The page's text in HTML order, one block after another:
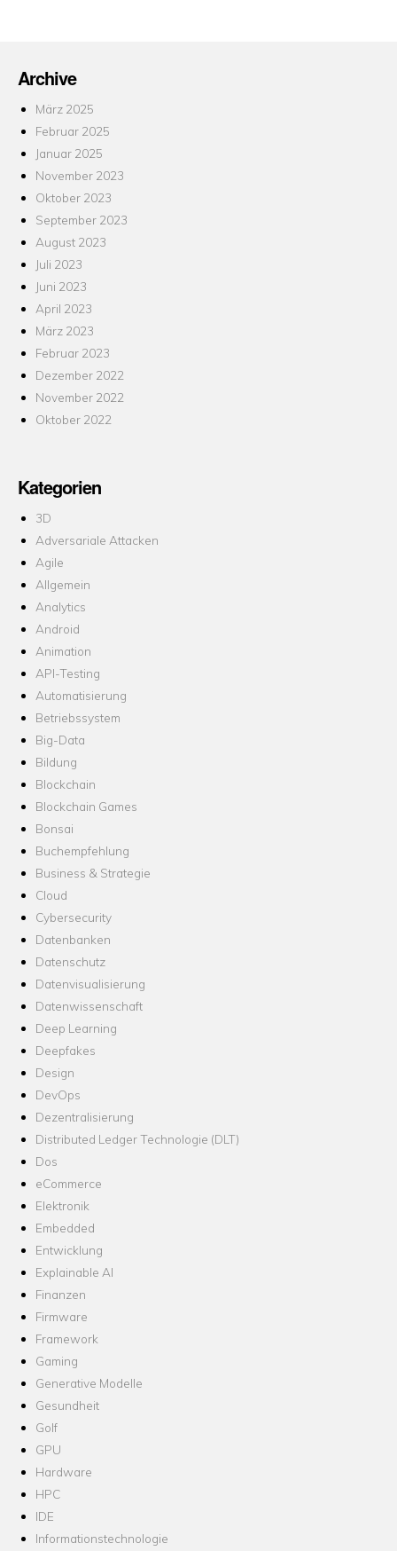
Archive
März 2025
Februar 2025
Januar 2025
November 2023
Oktober 2023
September 2023
August 2023
Juli 2023
Juni 2023
April 2023
März 2023
Februar 2023
Dezember 2022
November 2022
Oktober 2022
Kategorien
3D
Adversariale Attacken
Agile
Allgemein
Analytics
Android
Animation
API-Testing
Automatisierung
Betriebssystem
Big-Data
Bildung
Blockchain
Blockchain Games
Bonsai
Buchempfehlung
Business & Strategie
Cloud
Cybersecurity
Datenbanken
Datenschutz
Datenvisualisierung
Datenwissenschaft
Deep Learning
Deepfakes
Design
DevOps
Dezentralisierung
Distributed Ledger Technologie (DLT)
Dos
eCommerce
Elektronik
Embedded
Entwicklung
Explainable AI
Finanzen
Firmware
Framework
Gaming
Generative Modelle
Gesundheit
Golf
GPU
Hardware
HPC
IDE
Informationstechnologie